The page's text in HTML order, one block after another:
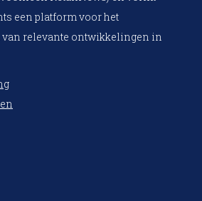
een platform voor het
relevante ontwikkelingen in